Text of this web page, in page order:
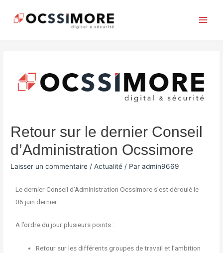
Retour sur le dernier Conseil
d’Administration Ocssimore
Laisser un commentaire /Actualité / Paradmin9669
Le dernier Conseil d’Administration Ocssimore s’est déroulé le
06 juin dernier.
A l’ordre du jour plusieurs points :
Retour sur les différents groupes de travail et l’ambition